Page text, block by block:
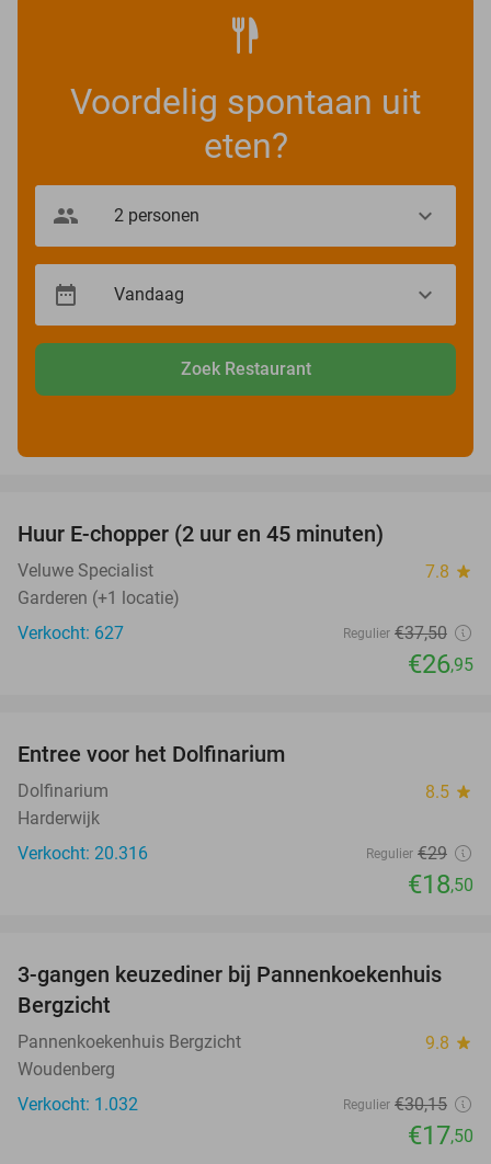
Voordelig spontaan uit
eten?
Zoek Restaurant
Huur E-chopper (2 uur en 45 minuten)
Veluwe Specialist 7.8 star
Garderen (+1 locatie)
Verkocht: 627
Regulier €37,50
€26,95
Entree voor het Dolfinarium
Dolfinarium 8.5 star
Harderwijk
Verkocht: 20.316
Regulier €29
€18,50
42%
3-gangen keuzediner bij Pannenkoekenhuis
Bergzicht
Pannenkoekenhuis Bergzicht 9.8 star
Woudenberg
Verkocht: 1.032
Regulier €30,15
€17,50